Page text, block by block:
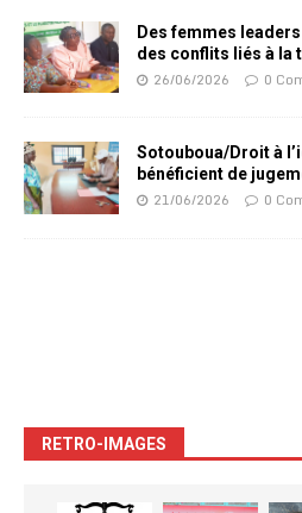
Des femmes
des conflits liés à la
26/06/2026 0
Sotouboua/Droit à
bénéficient de
21/06/2026 0
RETRO-IMAGES